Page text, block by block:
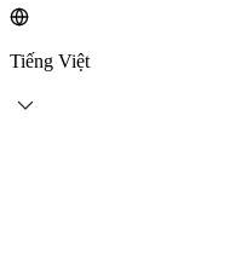
Tiếng Việt